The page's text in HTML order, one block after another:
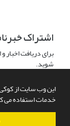
این وب سایت از کوکی
خدمات استفاده می
اشتراک
برای دریافت
شوید.